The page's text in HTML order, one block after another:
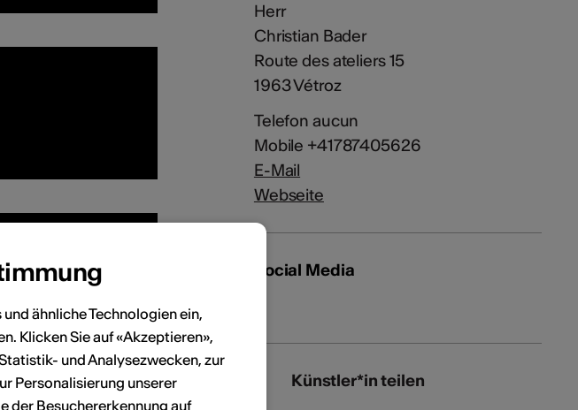
Herr
Christian Bader
Route des ateliers 15
1963 Vétroz
Telefon aucun
Mobile +41787405626
E-Mail
Webseite
Social Media
Künstler*in teilen
ähnliche Technologien ein,
Klicken Sie auf «Akzeptieren»,
und Analysezwecken, zur
Personalisierung unserer
der Besuchererkennung auf